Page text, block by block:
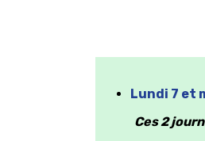
Lundi 7 et
Ces 2